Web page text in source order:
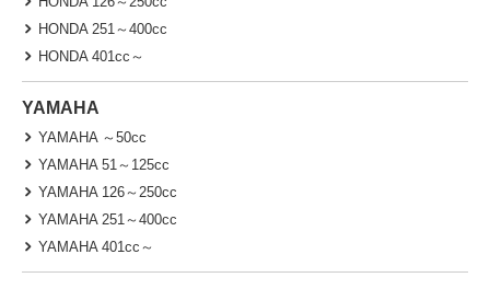
HONDA 251～400cc
HONDA 401cc～
YAMAHA
YAMAHA ～50cc
YAMAHA 51～125cc
YAMAHA 126～250cc
YAMAHA 251～400cc
YAMAHA 401cc～